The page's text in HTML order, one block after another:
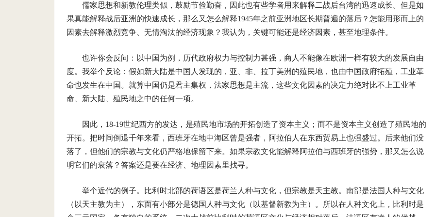
儒家思想和新教伦理类似，鼓励节俭勤奋，因此也有些学者用来解释二战后台湾的迅速成长。但是如
果真能解释战后亚洲的快速成长，那么又怎么解释1945年之前亚洲地区长期普遍的落后？怎能用形而上的
因素去解释激烈竞争、无情淘汰的经济现象？我认为，关键可能还是经济因素，甚至地理条件。
也许你会反问：以中国为例，历代政府权力与控制力甚强，商人不能像在欧洲一样有较大的发展自由
度。我举个反论：假如新大陆是中国人发现的，亚、非、拉丁美洲的殖民地，也由中国政府拓殖，工业革
命也发生在中国。就算中国仍是君主集权，法家思想是主流，这些文化因素的决定力绝对比不上工业革
命、新大陆、殖民地之中的任何一项。
因此， 18-19世纪西方的发达，是殖民地市场的开拓创造了资本主义；而不是资本主义创造了殖民地的
开拓。把时间倒退千年来看，西班牙在地中海区曾是强者，阿拉伯人在东西贸易上也强盛过。后来他们没
落了，但他们的宗教与文化仍严格地保留下来。如果宗教文化能解释阿拉伯与西班牙的强势，那又怎么说
明它们的衰落？答案还是要在经济、地理因素里找寻。
举个近代的例子。比利时北部的荷语区是荷兰人种与文化，但宗教是天主教。南部是法国人种与文化
（以天主教为主），东面有小部分是德国人种与文化（以基督新教为主）。所以在人种文化上，比利时是